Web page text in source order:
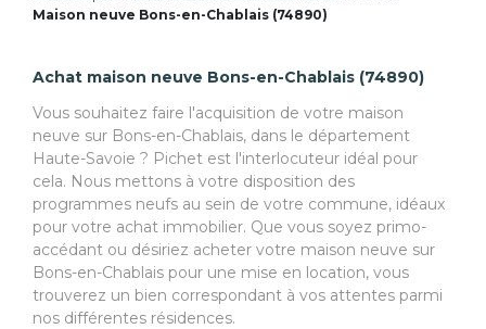
Maison neuve Bons-en-Chablais (74890)
Achat maison neuve Bons-en-Chablais (74890)
Vous souhaitez faire l'acquisition de votre maison
neuve sur Bons-en-Chablais, dans le département
Haute-Savoie ? Pichet est l'interlocuteur idéal pour
cela. Nous mettons à votre disposition des
programmes neufs au sein de votre commune, idéaux
pour votre achat immobilier. Que vous soyez primo-
accédant ou désiriez acheter votre maison neuve sur
Bons-en-Chablais pour une mise en location, vous
trouverez un bien correspondant à vos attentes parmi
nos différentes résidences.